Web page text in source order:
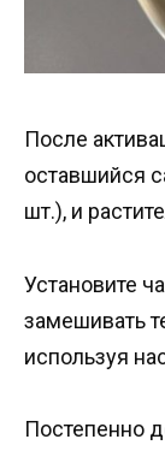
После
оставшийся
шт.), и
Установите
замешивать
используя
Постепенно